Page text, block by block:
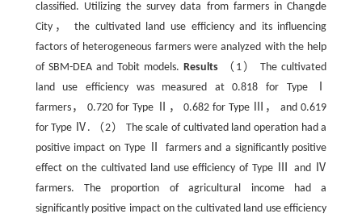
classified. Utilizing the survey data from farmers in Changde
City， the cultivated land use efficiency and its influencing
factors of heterogeneous farmers were analyzed with the help
of SBM-DEA and Tobit models.Results （1） The cultivated
land use efficiency was measured at 0.818 for Type Ⅰ
farmers， 0.720 for Type Ⅱ， 0.682 for Type Ⅲ， and 0.619
for Type Ⅳ. （2） The scale of cultivated land operation had a
positive impact on Type Ⅱ farmers and a significantly positive
effect on the cultivated land use efficiency of Type Ⅲ and Ⅳ
farmers. The proportion of agricultural income had a
significantly positive impact on the cultivated land use efficiency